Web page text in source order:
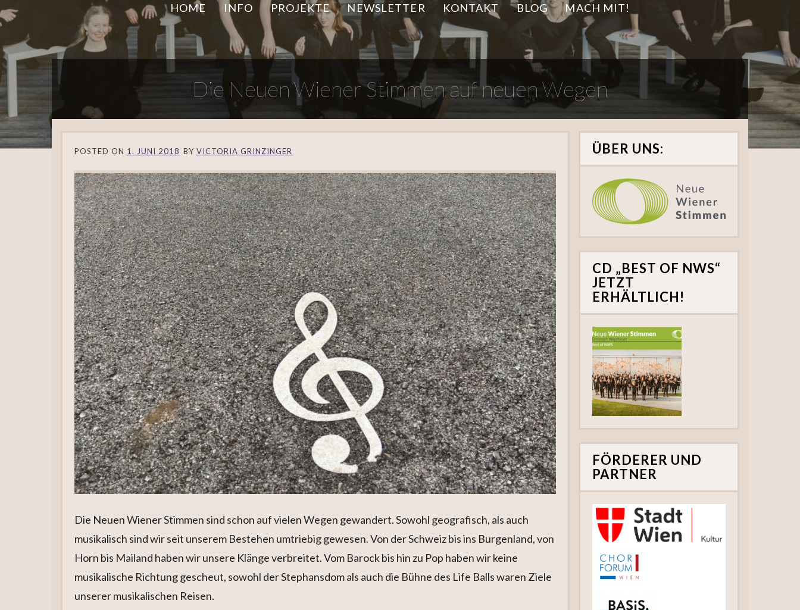
HOME INFO PROJEKTE NEWSLETTER KONTAKT BLOG MACH MIT!
Die Neuen Wiener Stimmen auf neuen Wegen
POSTED ON 1. JUNI 2018 BY VICTORIA GRINZINGER
Die Neuen Wiener Stimmen sind schon auf vielen Wegen gewandert. Sowohl geografisch, als auch
musikalisch sind wir seit unserem Bestehen umtriebig gewesen. Von der Schweiz bis ins Burgenland, von
Horn bis Mailand haben wir unsere Klänge verbreitet. Vom Barock bis hin zu Pop haben wir keine
musikalische Richtung gescheut, sowohl der Stephansdom als auch die Bühne des Life Balls waren Ziele
unserer musikalischen Reisen.
ÜBER UNS:
CD „BEST OF NWS“
JETZT
ERHÄLTLICH!
FÖRDERER UND
PARTNER